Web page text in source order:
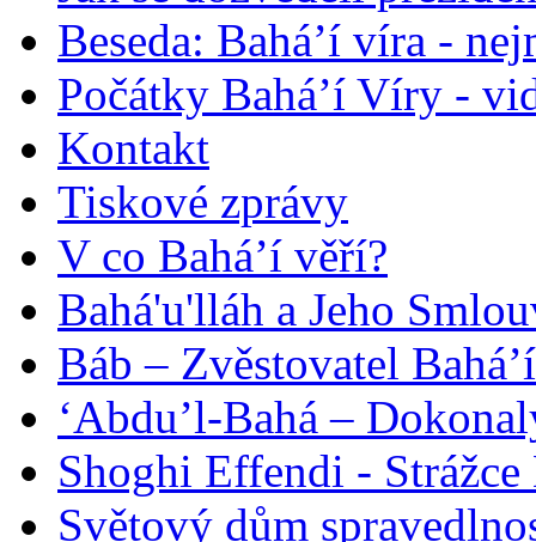
Beseda: Bahá’í víra -
Počátky Bahá’í Víry -
Kontakt
Tiskové zprávy
V co Bahá’í věří?
Bahá'u'lláh a Jeho
Báb – Zvěstovatel
‘Abdu’l-Bahá –
Shoghi Effendi -
Světový dům